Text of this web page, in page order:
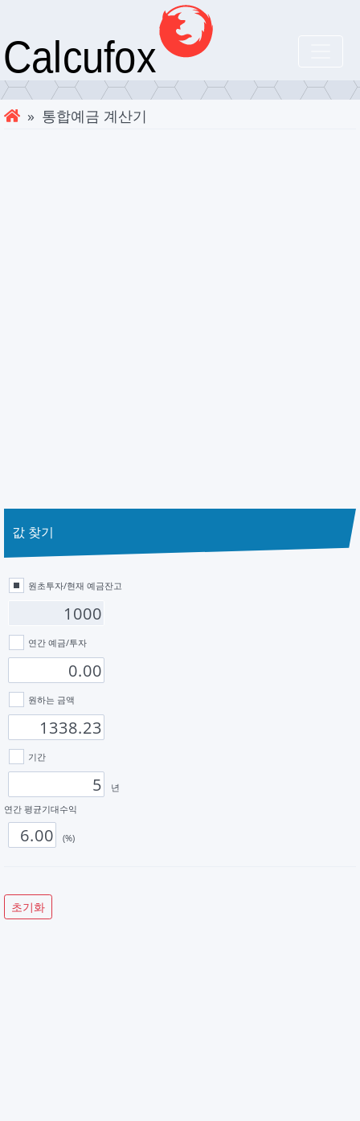
» 통합예금 계산기
값 찾기
원초투자/현재 예금잔고
연간 예금/투자
원하는 금액
기간
년
연간 평균기대수익
(%)